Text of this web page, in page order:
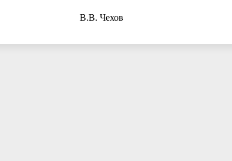
В.В. Чехов